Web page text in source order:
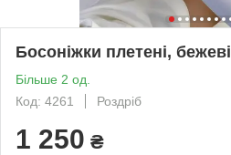
Босоніжки плетені, бежеві
Більше 2 од.
Код: 4261
Роздріб
1 250 ₴